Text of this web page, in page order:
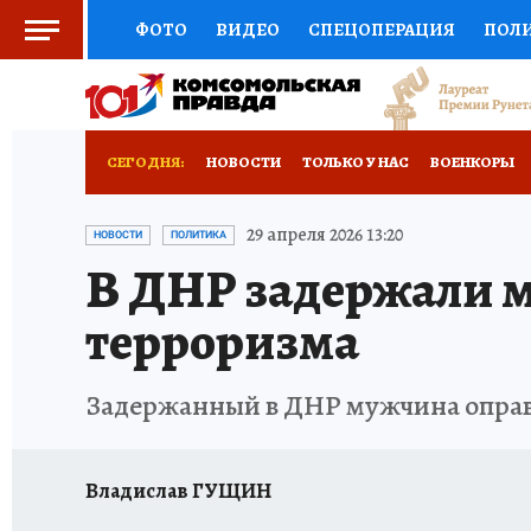
ФОТО ВИДЕО СПЕЦОПЕРАЦИЯ
СОЦПОДДЕРЖКА НАУКА СПОРТ
ВСЕ О КП
СЕГОДНЯ: НОВОСТИ ТОЛЬКО У НАС ВОЕНКОРЫ
НОВОРОССИЯ АФИША
НОВОСТИ ПОЛИТИКА 29 апреля 2026 13:20
В ДНР задержали
терроризма
Задержанный в ДНР мужчина
Владислав ГУЩИН